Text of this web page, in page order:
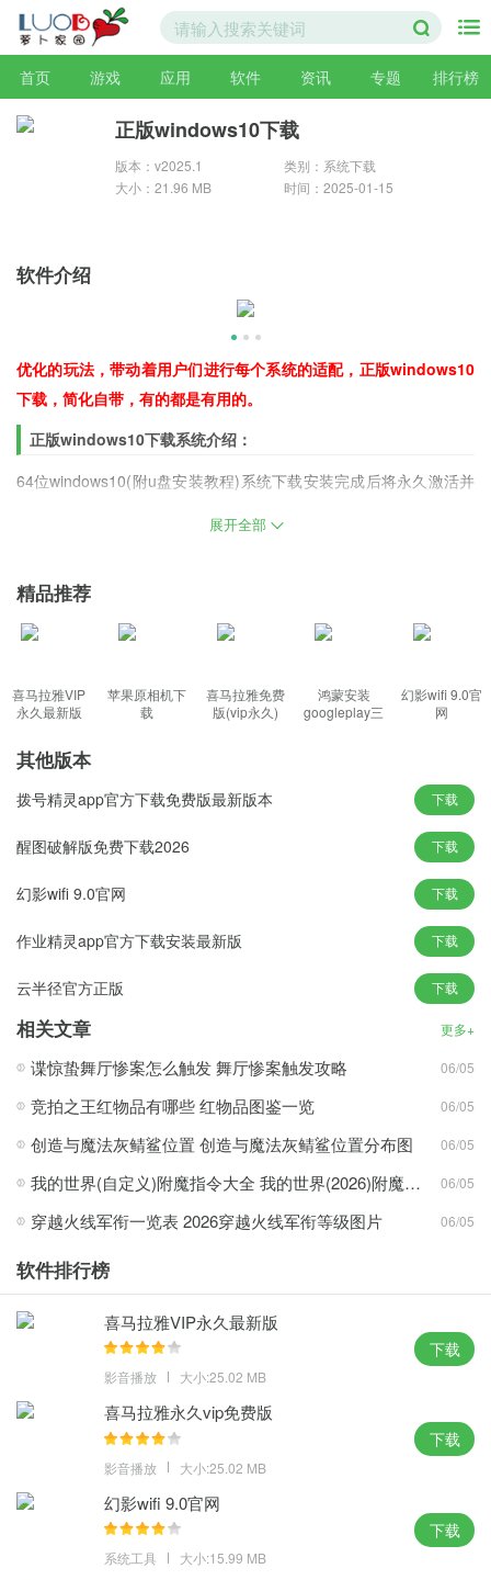
首页 游戏 应用 软件 资讯 专题 排行榜
正版windows10下载
版本：v2025.1
类别：系统下载
大小：21.96 MB
时间：2025-01-15
软件介绍
优化的玩法，带动着用户们进行每个系统的适配，正版windows10
下载，简化自带，有的都是有用的。
正版windows10下载系统介绍：
64位windows10(附u盘安装教程)系统下载安装完成后将永久激活并
病毒，即使没有专业知识，用户也可以很容易地完成系统重新设
型之间的完美兼容性，进行了数百次测试。
正版windows10下载功能特色：
统会记录使用者的使用习惯。
用电脑确认位置，共享打印时的错误发生率。
3、删除可执行文件图标可以轻松地进行预览，光盘等硬件的自动播
4、启动软件时关闭闹钟功能，操作会更加顺畅，增加新的优化方
案，使系统更加稳定快捷，完美发挥性能。
正版windows10下载新颖玩法：
1、快速启动和终止速度，方便客户重新安装系统，确保用户系统的
使用安全，使系统更加灵活，保证真实的用户体验。
新优化方案优化系统，满足不同社交场景的要求。
3、安装方式包括一切主要方式，根据用户平时的浏览习惯，优化系
统的物品推送，使用户不受平面图形的限制。
4、用户可以用单键对文件进行排序和优化，并根据显示硬件自动调
整最佳分辨率，简化不必要的自身应用程序。
正版windows10下载攻略心得：
文件，维持干净安全的系统，支援各种电脑。
2、安装后立即激活，持续支持在线更新，保持了与传统gho安装方
3、安装人员所需的工具完全重叠，使安装阶段和系统的运行最小
化，并可以连接其他设备更换鼠标和键盘。
4、提高系统的抗病毒能力，如果不直接使用不必要的系统启动项
目，启动速度将大幅提高，建议设置一个按钮。
正版windows10下载体验点评：
展开全部
精品推荐
喜马拉雅VIP
永久最新版
苹果原相机下
载
喜马拉雅免费
版(vip永久)
鸿蒙安装
googleplay三
幻影wifi 9.0官
网
其他版本
拨号精灵app官方下载免费版最新版本 下载
醒图破解版免费下载2026 下载
幻影wifi 9.0官网 下载
作业精灵app官方下载安装最新版 下载
云半径官方正版 下载
相关文章 更多+
谍惊蛰舞厅惨案怎么触发 舞厅惨案触发攻略 06/05
竞拍之王红物品有哪些 红物品图鉴一览 06/05
创造与魔法灰鲭鲨位置 创造与魔法灰鲭鲨位置分布图 06/05
我的世界(自定义)附魔指令大全 我的世界(2026)附魔指令代码大全 06/05
穿越火线军衔一览表 2026穿越火线军衔等级图片 06/05
软件排行榜
喜马拉雅VIP永久最新版
影音播放 大小:25.02 MB
下载
喜马拉雅永久vip免费版
影音播放 大小:25.02 MB
下载
幻影wifi 9.0官网
系统工具 大小:15.99 MB
下载